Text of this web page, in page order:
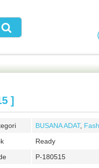
]
BUSANA ADAT,
Ready
P-180515